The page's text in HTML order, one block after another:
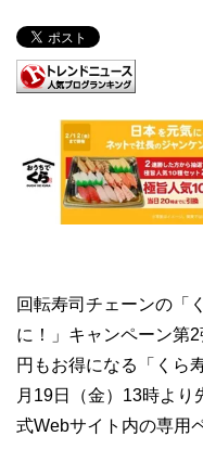
回転寿司チェーンの「
に！」キャンペーン第
円もお得になる「くら
月19日（金）13時よ
式Webサイト内の専用